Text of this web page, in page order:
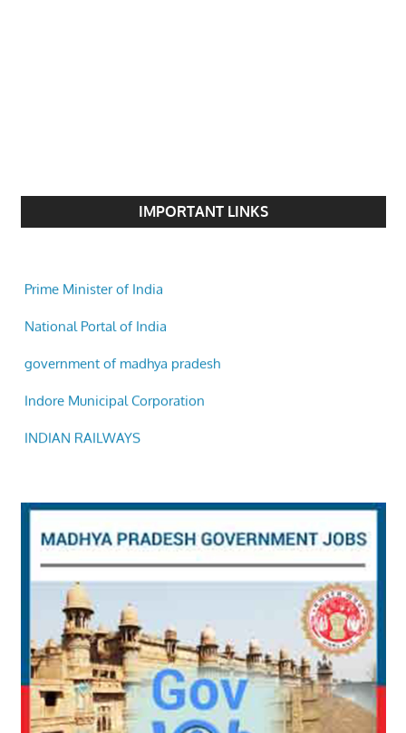
IMPORTANT LINKS
National Portal of India
government of madhya pradesh
Indore Municipal Corporation
INDIAN RAILWAYS